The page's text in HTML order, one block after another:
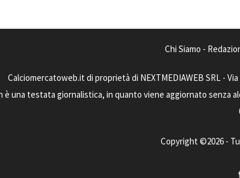
Chi Siamo -
Calciomercatoweb.it di proprietà di NEXTMEDIAWEB SRL - Via
è una testata giornalistica, in quanto viene aggiornato senza
Copyright ©2026 -